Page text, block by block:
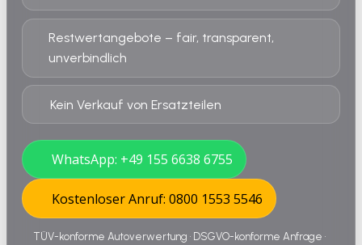
Restwertangebote – fair, transparent,
unverbindlich
Kein Verkauf von Ersatzteilen
WhatsApp: +49 155 6638 6755
Kostenloser Anruf: 0800 1553 5546
TÜV-konforme Autoverwertung • DSGVO-konforme Anfrage •